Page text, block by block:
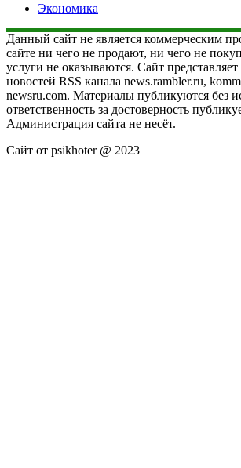
Экономика
Данный сайт не является коммерческим
сайте ни чего не продают, ни чего не
услуги не оказываются. Сайт
новостей RSS канала news.rambler.ru,
newsru.com. Материалы публикуются без
ответственность за достоверность
Администрация сайта не несёт.
Сайт от psikhoter @ 2023